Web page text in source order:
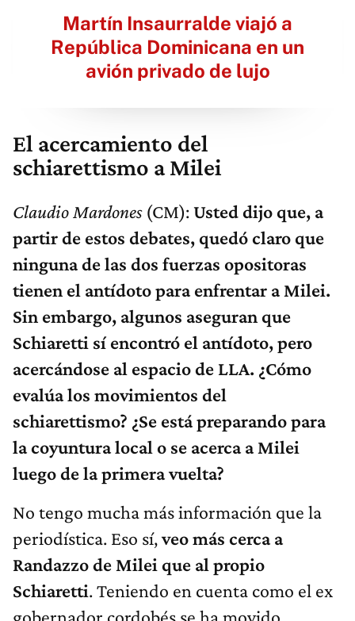
Martín Insaurralde viajó a
República Dominicana en un
avión privado de lujo
El acercamiento del
schiarettismo a Milei
Claudio Mardones(CM):Usted dijo que, a
partir de estos debates, quedó claro que
ninguna de las dos fuerzas opositoras
tienen el antídoto para enfrentar a Milei.
Sin embargo, algunos aseguran que
Schiaretti sí encontró el antídoto, pero
acercándose al espacio de LLA. ¿Cómo
evalúa los movimientos del
schiarettismo? ¿Se está preparando para
la coyuntura local o se acerca a Milei
luego de la primera vuelta?
No tengo mucha más información que la
periodística. Eso sí,veo más cerca a
Randazzo de Milei que al propio
Schiaretti. Teniendo en cuenta como el ex